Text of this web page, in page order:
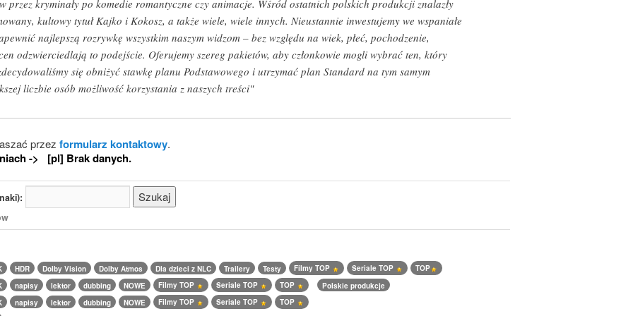
kryminały po komedie romantyczne czy animacje. Wśród ostatnich polskich produkcji znalazły
kultowy tytuł Kajko i Kokosz, a także wiele, wiele innych. Nieustannie inwestujemy we wspaniałe
najlepszą rozrywkę wszystkim naszym widzom – bez względu na wiek, płeć, pochodzenie,
odzwierciedlają to podejście. Oferujemy szereg pakietów, aby członkowie mogli wybrać ten, który
się obniżyć stawkę planu Podstawowego i utrzymać plan Standard na tym samym
liczbie osób możliwość korzystania z naszych treści"
przezformularz kontaktowy.
-> [pl] Brak danych.
HDR Dolby Vision Dolby Atmos Dla dzieci z NLC Trailery Testy Filmy TOP Seriale TOP
TOP
napisy lektor dubbing NOWE Filmy TOP Seriale TOP TOP
Polskie produkcje
napisy lektor dubbing NOWE Filmy TOP Seriale TOP TOP